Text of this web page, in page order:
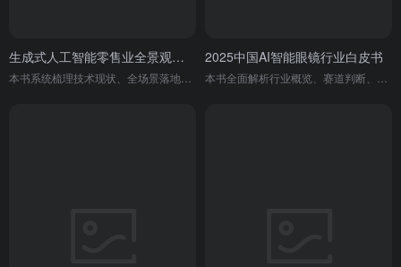
生成式人工智能零售业全景观察白皮书（2025） 2025中国AI智能眼镜行业白皮书